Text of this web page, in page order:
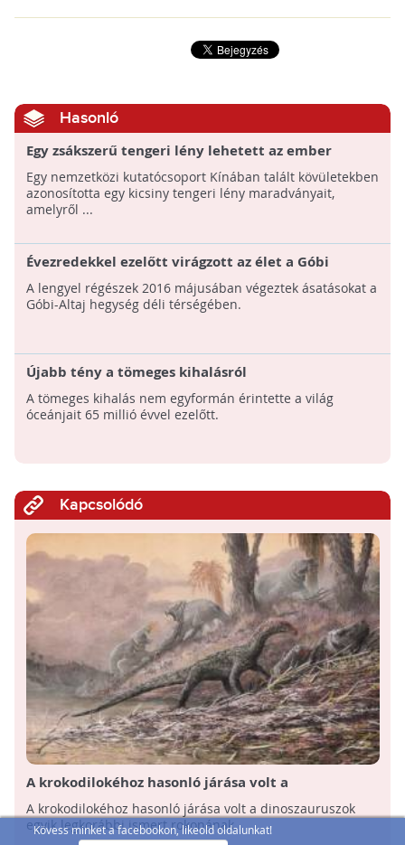
Kövess minket a facebookon, likeold oldalunkat!
Hasonló
Egy zsákszerű tengeri lény lehetett az ember
legrégibb ismert őse
Egy nemzetközi kutatócsoport Kínában talált kövületekben
azonosította egy kicsiny tengeri lény maradványait,
amelyről ...
Évezredekkel ezelőtt virágzott az élet a Góbi
sivatagban
A lengyel régészek 2016 májusában végeztek ásatásokat a
Góbi-Altaj hegység déli térségében.
Újabb tény a tömeges kihalásról
A tömeges kihalás nem egyformán érintette a világ
óceánjait 65 millió évvel ezelőtt.
Kapcsolódó
A krokodilokéhoz hasonló járása volt a
dinoszauruszok egyik legkorábbi ismert rokonának
A krokodilokéhoz hasonló járása volt a dinoszauruszok
egyik legkorábbi ismert rokonának.